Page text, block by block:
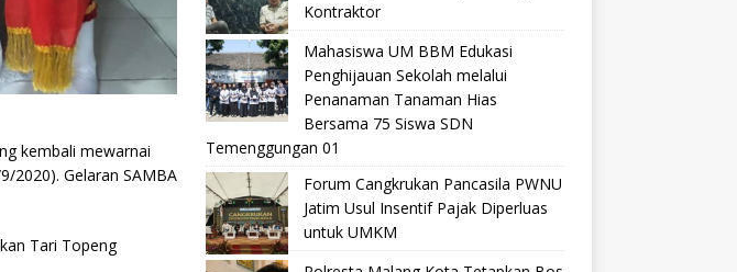
kembali mewarnai
2020). Gelaran SAMBA
Tari Topeng
Kontraktor
Mahasiswa UM BBM Edukasi
Penghijauan Sekolah melalui
Penanaman Tanaman Hias
Bersama 75 Siswa SDN
Temenggungan 01
Forum Cangkrukan Pancasila PWNU
Jatim Usul Insentif Pajak Diperluas
untuk UMKM